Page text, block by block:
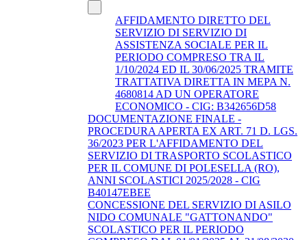
AFFIDAMENTO DIRETTO DEL
SERVIZIO DI SERVIZIO DI
ASSISTENZA SOCIALE PER IL
PERIODO COMPRESO TRA IL
1/10/2024 ED IL 30/06/2025 TRAMITE
TRATTATIVA DIRETTA IN MEPA N.
4680814 AD UN OPERATORE
ECONOMICO - CIG: B342656D58
DOCUMENTAZIONE FINALE -
PROCEDURA APERTA EX ART. 71 D. LGS.
36/2023 PER L'AFFIDAMENTO DEL
SERVIZIO DI TRASPORTO SCOLASTICO
PER IL COMUNE DI POLESELLA (RO),
ANNI SCOLASTICI 2025/2028 - CIG
B40147EBEE
CONCESSIONE DEL SERVIZIO DI ASILO
NIDO COMUNALE "GATTONANDO"
SCOLASTICO PER IL PERIODO